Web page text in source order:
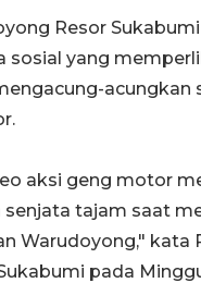
Resor
sosial yang
acungkan
aksi geng motor
tajam saat
Warudoyong," kata
pada